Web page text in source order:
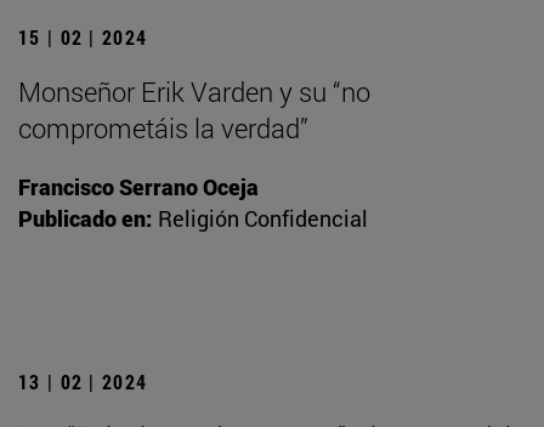
15 | 02 | 2024
Monseñor Erik Varden y su “no
comprometáis la verdad”
Francisco Serrano Oceja
Publicado en: Religión Confidencial
13 | 02 | 2024